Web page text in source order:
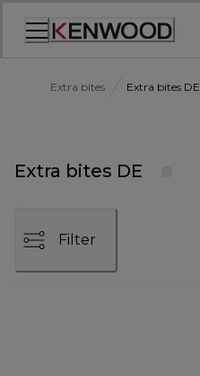
Extra bites Extra bites DE
Extra bites DE
Filter